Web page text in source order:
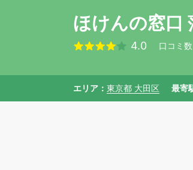
ほけんの窓口
4.0 口コミ数
エリア 東京都 大田区 最寄